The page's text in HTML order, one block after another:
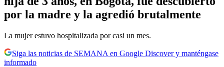
por la madre y la agredió brutalmente
La mujer estuvo hospitalizada por casi un mes.
Siga las noticias de SEMANA en Google Discover y manténgase
informado